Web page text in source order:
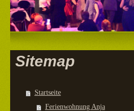
Sitemap
Startseite
Ferienwohnung Anja